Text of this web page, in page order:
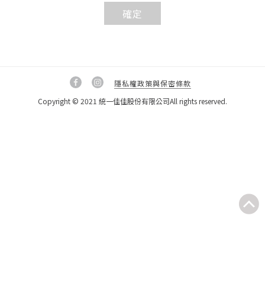
確定
隱私權政策與保密條款
Copyright © 2021 統一佳佳股份有限公司All rights reserved.